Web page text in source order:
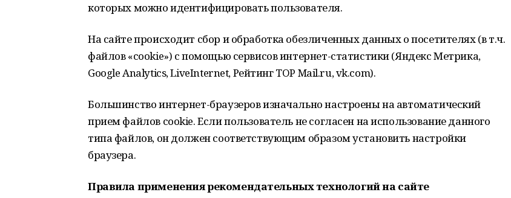
которых можно идентифицировать пользователя.
На сайте происходит сбор и обработка обезличенных данных о посетителях (в т.ч.
файлов «cookie») с помощью сервисов интернет-статистики (Яндекс Метрика,
Google Analytics, LiveInternet, Рейтинг TOP Mail.ru, vk.com).
Большинство интернет-браузеров изначально настроены на автоматический
прием файлов cookie. Если пользователь не согласен на использование данного
типа файлов, он должен соответствующим образом установить настройки
браузера.
Правила применения рекомендательных технологий на сайте